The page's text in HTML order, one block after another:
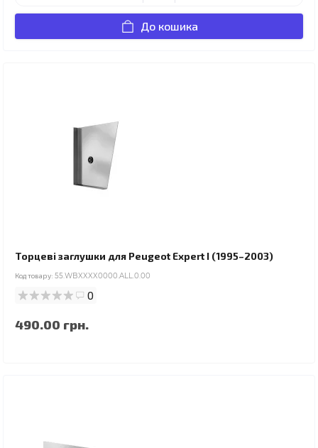
До кошика
Торцеві заглушки для Peugeot Expert I (1995–2003)
Код товару: 55.WBXXXX0000.ALL.0.00
0
490.00 грн.